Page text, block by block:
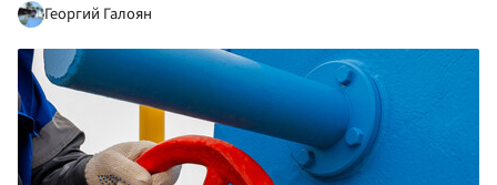
Георгий Галоян